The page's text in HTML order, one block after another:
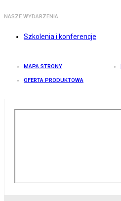
NASZE WYDARZENIA
Szkolenia i konferencje
MAPA STRONY
OFERTA PRODUKTOWA